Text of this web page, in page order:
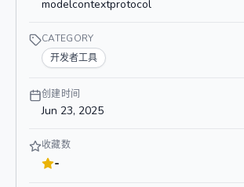
modelcontextprotocol
CATEGORY
开发者工具
创建时间
Jun 23, 2025
收藏数
-